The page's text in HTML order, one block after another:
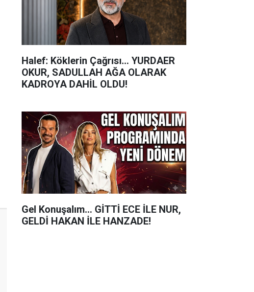
Halef: Köklerin Çağrısı... YURDAER
OKUR, SADULLAH AĞA OLARAK
KADROYA DAHİL OLDU!
Gel Konuşalım... GİTTİ ECE İLE NUR,
GELDİ HAKAN İLE HANZADE!